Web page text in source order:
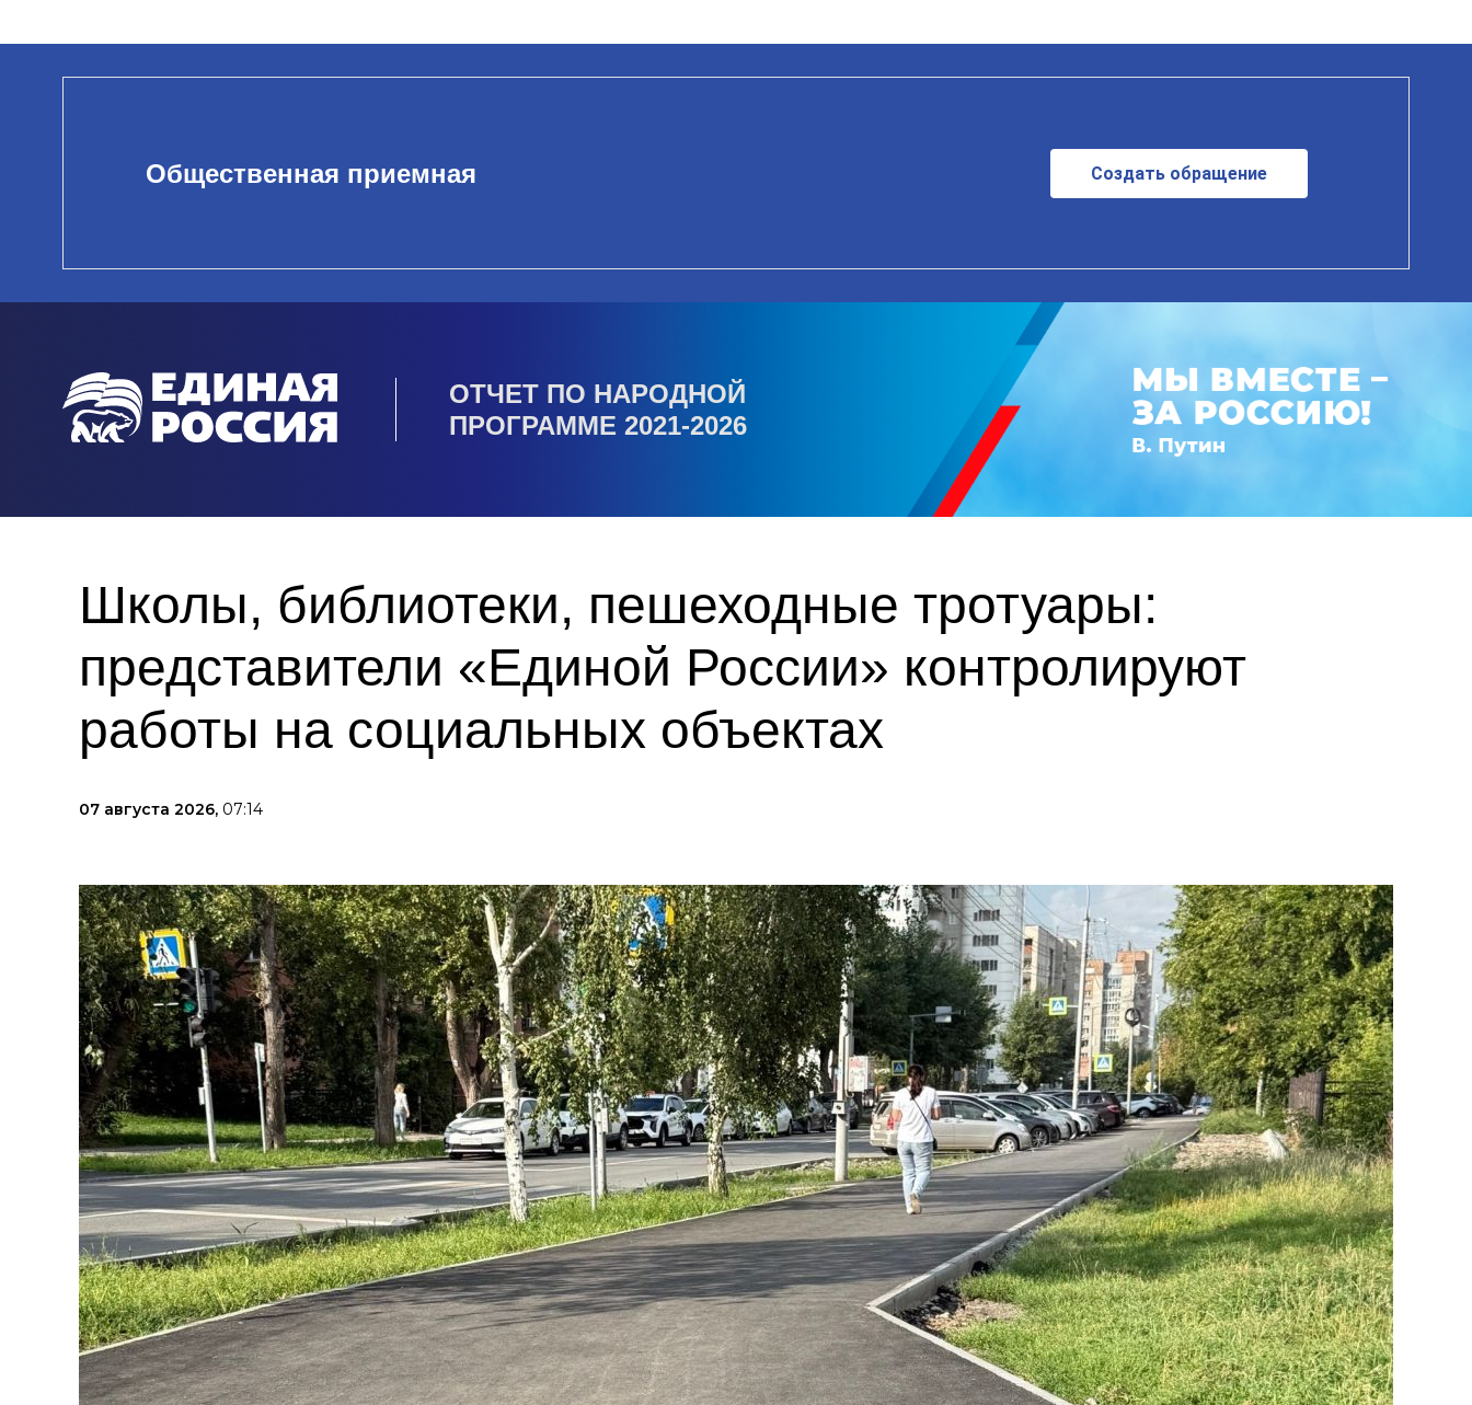
Общественная приемная Создать обращение
ОТЧЕТ ПО НАРОДНОЙ
ПРОГРАММЕ 2021-2026
Школы, библиотеки, пешеходные тротуары:
представители «Единой России» контролируют
работы на социальных объектах
07 августа 2026, 07:14